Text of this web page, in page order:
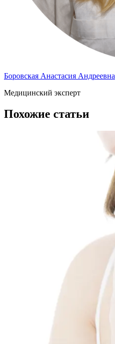
Боровская Анастасия Андреевна
Медицинский эксперт
Похожие статьи